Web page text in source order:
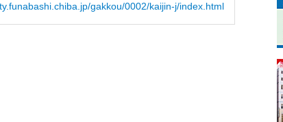
gakkou/0002/kaijin-j/index.html